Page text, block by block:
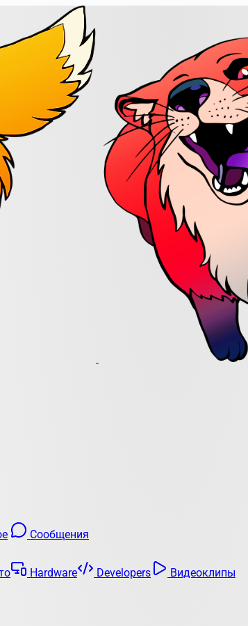
Сообщения
Hardware Developers
Видеоклипы